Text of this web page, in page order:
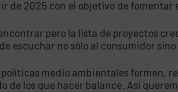
de 2025 con el objetivo de
pero la lista de proyectos
escuchar no sólo al consumidor
medio ambientales formen,
de los que hacer balance. Así